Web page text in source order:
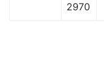
2970